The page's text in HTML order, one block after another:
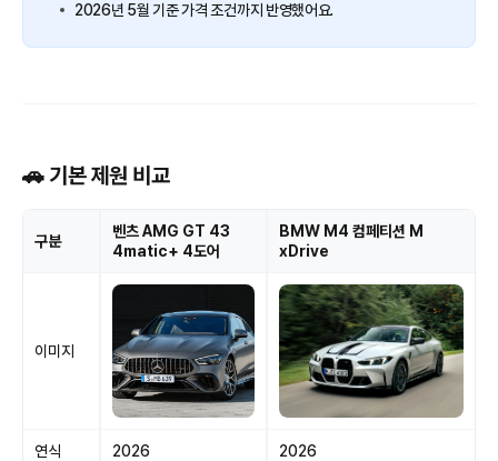
2026년 5월 기준 가격 조건까지 반영했어요.
🚗 기본 제원 비교
구분
벤츠 AMG GT 43
4matic+ 4도어
BMW M4 컴페티션 M
xDrive
이미지
연식 2026 2026